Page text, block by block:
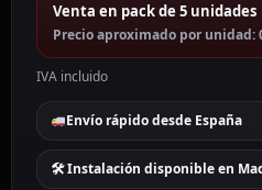
Venta en pack de 5 unidades
Precio aproximado por unidad:
IVA incluido
Envío rápido desde España
🛠 Instalación disponible en